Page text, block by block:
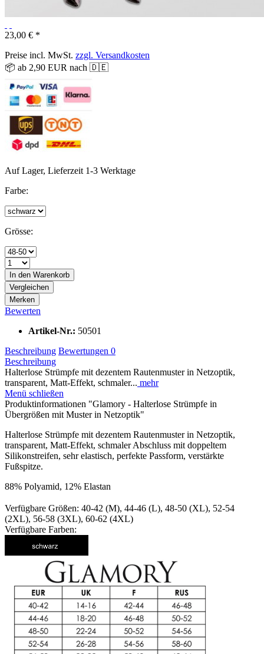
23,00 € *
Preise incl. MwSt. zzgl. Versandkosten
📦 ab 2,90 EUR nach 🇩🇪
Auf Lager, Lieferzeit 1-3 Werktage
Farbe:
Grösse:
In den Warenkorb
Vergleichen
Merken
Bewerten
Artikel-Nr.: 50501
Beschreibung Bewertungen 0
Beschreibung
Halterlose Strümpfe mit dezentem Rautenmuster in Netzoptik,
transparent, Matt-Effekt, schmaler... mehr
Menü schließen
Produktinformationen "Glamory - Halterlose Strümpfe in
Übergrößen mit Muster in Netzoptik"
Halterlose Strümpfe mit dezentem Rautenmuster in Netzoptik,
transparent, Matt-Effekt, schmaler Abschluss mit doppeltem
Silikonstreifen, sehr elastisch, perfekte Passform, verstärkte
Fußspitze.
88% Polyamid, 12% Elastan
Verfügbare Größen: 40-42 (M), 44-46 (L), 48-50 (XL), 52-54
(2XL), 56-58 (3XL), 60-62 (4XL)
Verfügbare Farben: